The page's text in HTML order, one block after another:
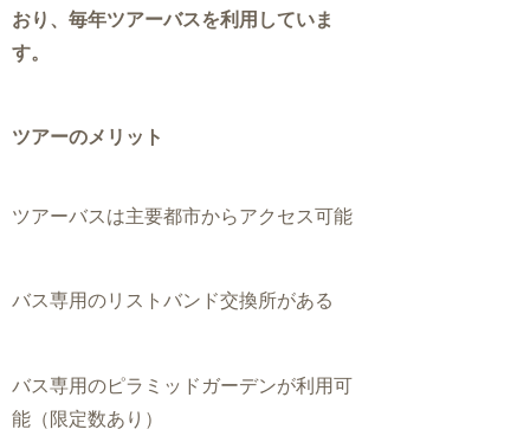
おり、毎年ツアーバスを利用していま
す。
ツアーのメリット
ツアーバスは主要都市からアクセス可能
バス専用のリストバンド交換所がある
バス専用のピラミッドガーデンが利用可
能（限定数あり）